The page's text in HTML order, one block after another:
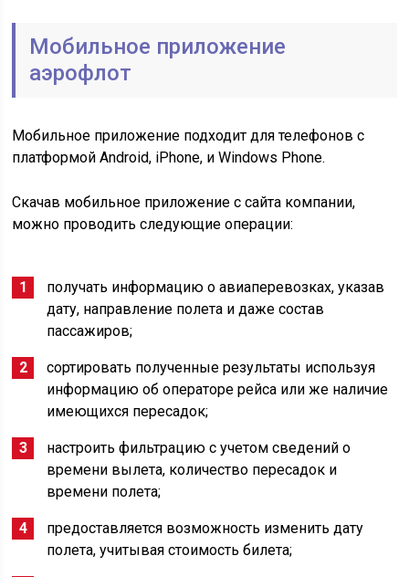
Мобильное приложение
аэрофлот
Мобильное приложение подходит для телефонов с
платформой Android, iPhone, и Windows Phone.
Скачав мобильное приложение с сайта компании,
можно проводить следующие операции:
получать информацию о авиаперевозках, указав
дату, направление полета и даже состав
пассажиров;
сортировать полученные результаты используя
информацию об операторе рейса или же наличие
имеющихся пересадок;
настроить фильтрацию с учетом сведений о
времени вылета, количество пересадок и
времени полета;
предоставляется возможность изменить дату
полета, учитывая стоимость билета;